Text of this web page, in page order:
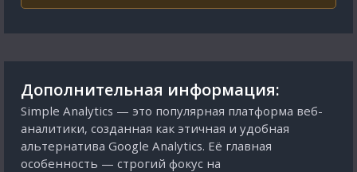
Дополнительная информация:
Simple Analytics — это популярная платформа веб-
аналитики, созданная как этичная и удобная
альтернатива Google Analytics. Её главная
особенность — строгий фокус на